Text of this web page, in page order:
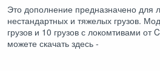
Это дополнение предназначено для
нестандартных и тяжелых грузов.
грузов и 10 грузов с локомтивами
можете скачать здесь -